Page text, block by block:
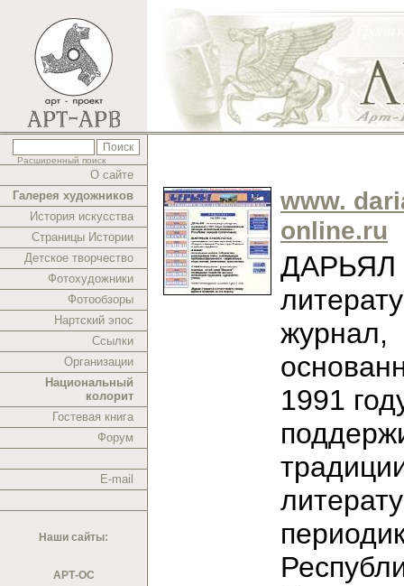
Расширенный поиск
О сайте
Галерея художников
История искусства
Страницы Истории
Детское творчество
Фотохудожники
Фотообзоры
Нартский эпос
Ссылки
Организации
Национальный
колорит
Гостевая книга
Форум
E-mail
Наши сайты:
АРТ-ОС
www.
online.ru
ДАРЬЯЛ
журнал,
1991